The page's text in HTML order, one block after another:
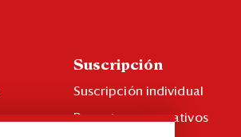
Suscripción
Suscripción individual
Paquetes corporativos